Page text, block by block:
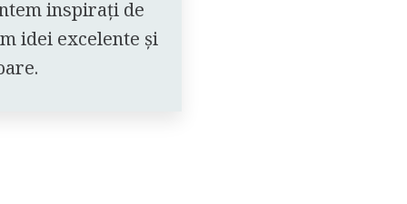
inspirați de
idei excelente și